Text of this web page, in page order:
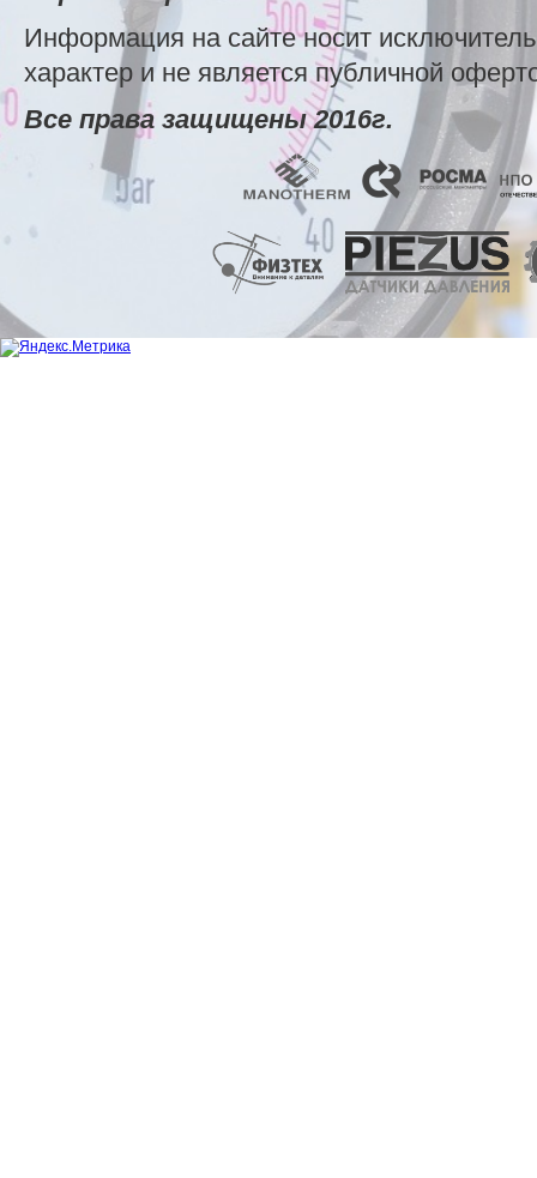
Информация на сайте носит
характер и не является публичной
Все права защищены 2016г.